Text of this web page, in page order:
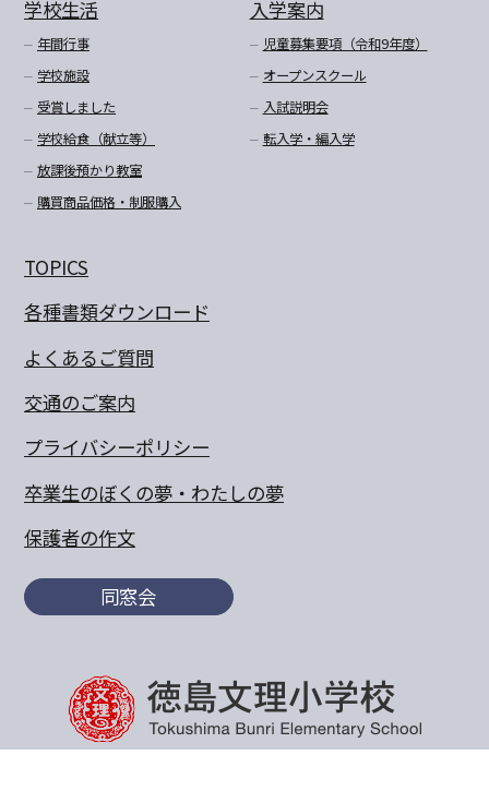
学校生活
年間行事
学校施設
受賞しました
学校給食（献立等）
放課後預かり教室
購買商品価格・制服購入
入学案内
児童募集要項（令和9年度）
オープンスクール
入試説明会
転入学・編入学
TOPICS
各種書類ダウンロード
よくあるご質問
交通のご案内
プライバシーポリシー
卒業生のぼくの夢・わたしの夢
保護者の作文
同窓会